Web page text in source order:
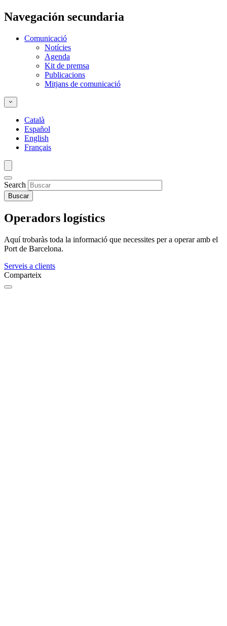
Navegación secundaria
Comunicació
Notícies
Agenda
Kit de premsa
Publicacions
Mitjans de comunicació
Català
Español
English
Français
Search
Operadors logístics
Aquí trobaràs toda la informació que necessites per a operar amb el
Port de Barcelona.
Serveis a clients
Comparteix